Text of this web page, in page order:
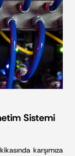
Sistemi
karşımıza